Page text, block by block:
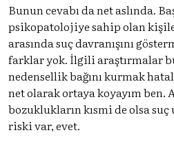
Bunun cevabı da net aslında.
psikopatolojiye sahip olan
arasında suç davranışını
farklar yok. İlgili araştırmalar
nedensellik bağını kurmak
net olarak ortaya koyayım ben.
bozuklukların kısmi de olsa
riski var, evet.